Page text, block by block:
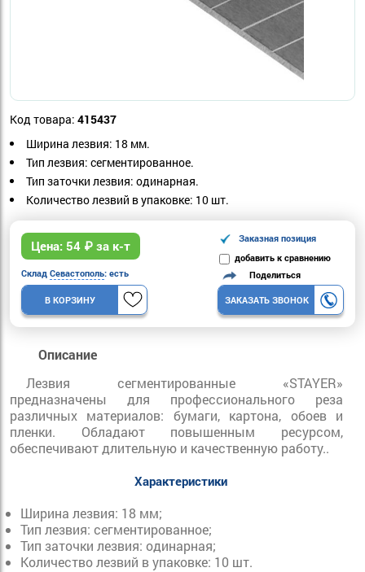
Код товара: 415437
Ширина лезвия: 18 мм.
Тип лезвия: сегментированное.
Тип заточки лезвия: одинарная.
Количество лезвий в упаковке: 10 шт.
Цена: 54 ₽ за к-т
Заказная позиция
добавить к сравнению
Склад Севастополь: есть
В КОРЗИНУ
Поделиться
ЗАКАЗАТЬ ЗВОНОК
Описание
Лезвия сегментированные «STAYER»
предназначены для профессионального реза
различных материалов: бумаги, картона, обоев и
пленки. Обладают повышенным ресурсом,
обеспечивают длительную и качественную работу..
Характеристики
Ширина лезвия: 18 мм;
Тип лезвия: сегментированное;
Тип заточки лезвия: одинарная;
Количество лезвий в упаковке: 10 шт.